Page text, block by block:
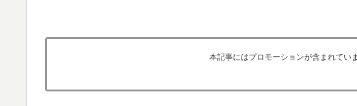
本記事にはプロモーションが含まれてい